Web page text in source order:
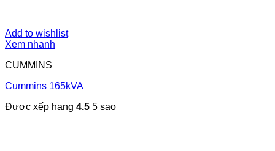
Add to wishlist
Xem nhanh
CUMMINS
Cummins 165kVA
Được xếp hạng 4.5 5 sao